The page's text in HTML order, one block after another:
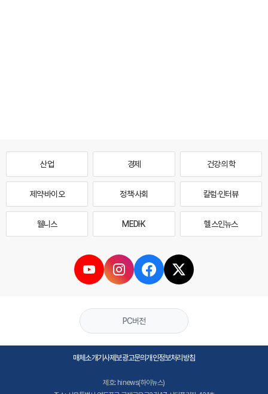
산업 경제 건강·의학
제약·바이오 정책·사회 칼럼·인터뷰
웰니스 MEDI·K 헬스인뉴스
PC버전
매체소개기사제보광고문의개인정보처리방침
제호: hinews(하이뉴스)